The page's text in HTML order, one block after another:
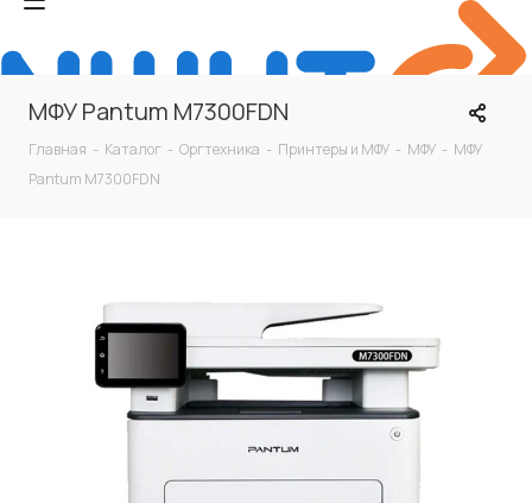
МФУ Pantum M7300FDN
Главная - Каталог - Оргтехника - Принтеры и МФУ - МФУ - МФУ
Pantum M7300FDN